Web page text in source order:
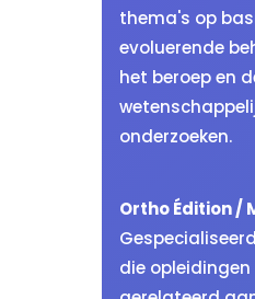
thema's op
evoluerende
het beroep en
onderzoeken.
Ortho Édition /
die